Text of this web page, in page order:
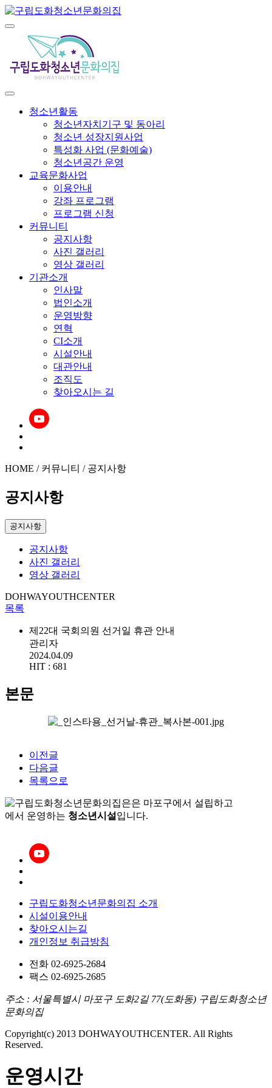
청소년활동
청소년자치기구 및 동아리
청소년 성장지원사업
특성화 사업 (문화예술)
청소년공간 운영
교육문화사업
이용안내
강좌 프로그램
프로그램 신청
커뮤니티
공지사항
사진 갤러리
영상 갤러리
기관소개
인사말
법인소개
운영방향
연혁
CI소개
시설안내
대관안내
조직도
찾아오시는 길
HOME / 커뮤니티 / 공지사항
공지사항
공지사항
공지사항
사진 갤러리
영상 갤러리
DOHWAYOUTHCENTER
목록
제22대 국회의원 선거일 휴관 안내
관리자
2024.04.09
HIT : 681
본문
이전글
다음글
목록으로
은 마포구에서 설립하고
에서 운영하는 청소년시설 입니다.
구립도화청소년문화의집 소개
시설이용안내
찾아오시는길
개인정보 취급방침
전화 02-6925-2684
팩스 02-6925-2685
주소 : 서울특별시 마포구 도화2길 77(도화동) 구립도화청소년
문화의집
Copyright(c) 2013 DOHWAYOUTHCENTER. All Rights
Reserved.
운영시간